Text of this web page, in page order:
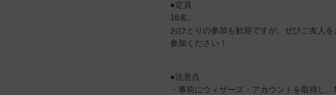
●定員
16名。
おひとりの参加も歓迎ですが、ぜひご友人
参加ください！
●注意点
・事前にウィザーズ・アカウントを取得し